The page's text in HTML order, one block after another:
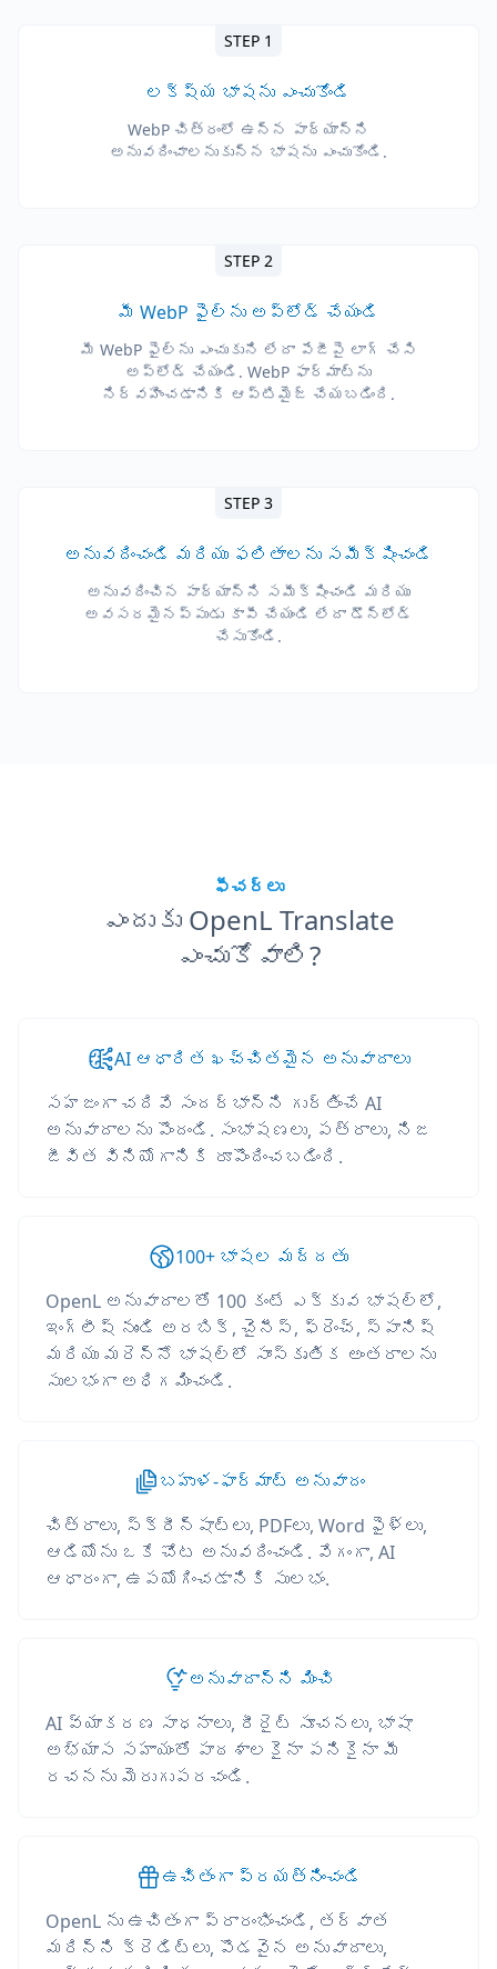
STEP 1
లక్ష్య భాషను ఎంచుకోండి
WebP చిత్రంలో ఉన్న పాఠ్యాన్ని
అనువదించాలనుకున్న భాషను ఎంచుకోండి.
STEP 2
మీ WebP ఫైల్‌ను అప్‌లోడ్ చేయండి
మీ WebP ఫైల్‌ను ఎంచుకుని లేదా పేజీపై లాగ్ చేసి
అప్‌లోడ్ చేయండి. WebP ఫార్మాట్‌ను
నిర్వహించడానికి ఆప్టిమైజ్ చేయబడింది.
STEP 3
అనువదించండి మరియు ఫలితాలను సమీక్షించండి
అనువదించిన పాఠ్యాన్ని సమీక్షించండి మరియు
అవసరమైనప్పుడు కాపీ చేయండి లేదా డౌన్‌లోడ్
చేసుకోండి.
ఫీచర్లు
ఎందుకు OpenL Translate
ఎంచుకోవాలి?
AI ఆధారిత ఖచ్చితమైన అనువాదాలు
సహజంగా చదివే సందర్భాన్ని గుర్తించే AI
అనువాదాలను పొందండి. సంభాషణలు, పత్రాలు, నిజ
జీవిత వినియోగానికి రూపొందించబడింది.
100+ భాషల మద్దతు
OpenL అనువాదాలతో 100 కంటే ఎక్కువ భాషల్లో,
ఇంగ్లీష్ నుండి అరబిక్, చైనీస్, ఫ్రెంచ్, స్పానిష్
మరియు మరెన్నో భాషల్లో సాంస్కృతిక అంతరాలను
సులభంగా అధిగమించండి.
బహుళ-ఫార్మాట్ అనువాదం
చిత్రాలు, స్క్రీన్‌షాట్‌లు, PDFలు, Word ఫైళ్లు,
ఆడియోను ఒకే చోట అనువదించండి. వేగంగా, AI
ఆధారంగా, ఉపయోగించడానికి సులభం.
అనువాదాన్ని మించి
AI వ్యాకరణ సాధనాలు, రీరైట్ సూచనలు, భాషా
అభ్యాస సహాయంతో పాఠశాలకైనా పనికైనా మీ
రచనను మెరుగుపరచండి.
ఉచితంగా ప్రయత్నించండి
OpenL ను ఉచితంగా ప్రారంభించండి, తర్వాత
మరిన్ని క్రెడిట్లు, పొడవైన అనువాదాలు,